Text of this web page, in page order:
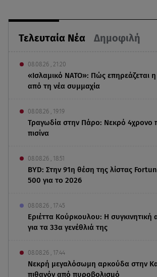
Τελευταία Νέα Δημοφιλή
08.08.26 , 21:20
«Ισλαμικό ΝΑΤΟ»: Πώς επηρεάζεται
από τη νέα συμμαχία
08.08.26 , 19:19
Τραγωδία στην Πάρο: Νεκρό 4χρονο
πισίνα
08.08.26 , 18:51
BYD: Στην 91η θέση της λίστας
500 για το 2026
08.08.26 , 17:45
Εριέττα Κούρκουλου: Η συγκινητική
για τα 33α γενέθλιά της
08.08.26 , 17:44
Νεκρή μεγαλόσωμη αρκούδα στην
πιθανόν από πυροβολισμό